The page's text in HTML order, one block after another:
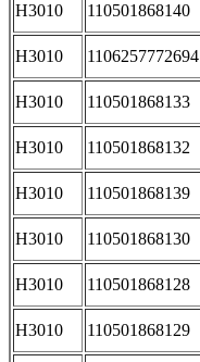
H3010 110501868140
H3010 1106257772694
H3010 110501868133
H3010 110501868132
H3010 110501868139
H3010 110501868130
H3010 110501868128
H3010 110501868129